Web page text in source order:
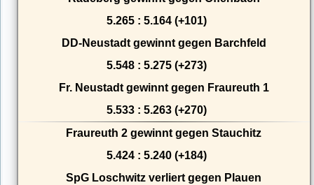
5.265 : 5.164 (+101)
DD-Neustadt gewinnt gegen Barchfeld
5.548 : 5.275 (+273)
Fr. Neustadt gewinnt gegen Fraureuth 1
5.533 : 5.263 (+270)
Fraureuth 2 gewinnt gegen Stauchitz
5.424 : 5.240 (+184)
SpG Loschwitz verliert gegen Plauen